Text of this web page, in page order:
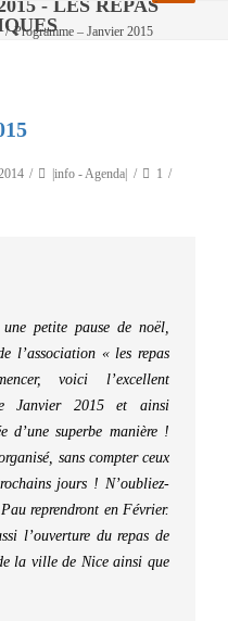
- LES REPAS
/ Programme – Janvier 2015
|info - Agenda|
1
petite pause de noël,
l’association « les repas
voici l’excellent
Janvier 2015 et ainsi
d’une superbe manière !
sans compter ceux
jours ! N’oubliez-
reprendront en Février.
l’ouverture du repas de
la ville de Nice ainsi que